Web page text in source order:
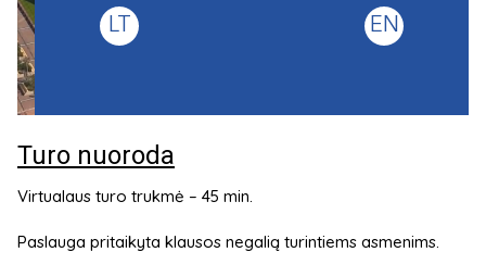
Turo nuoroda
Virtualaus turo trukmė – 45 min.
Paslauga pritaikyta klausos negalią turintiems asmenims.